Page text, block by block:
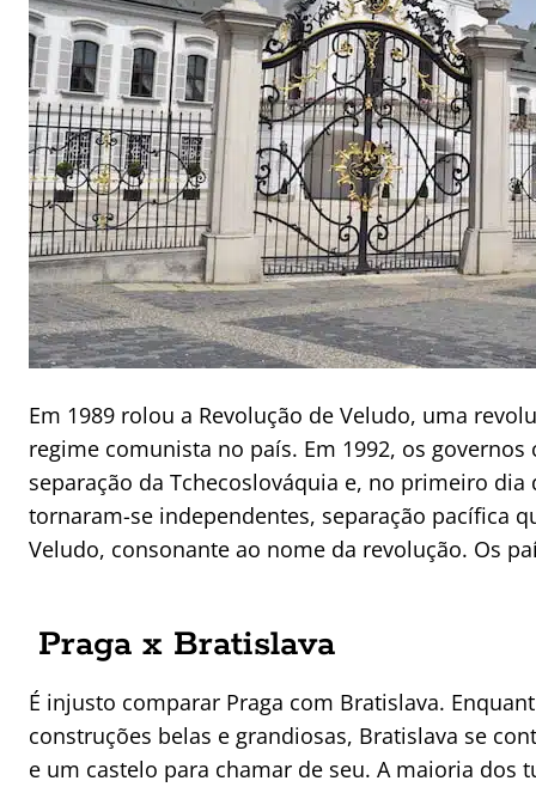
Em 1989 rolou a Revolução de Veludo, uma
regime comunista no país. Em 1992, os
separação da Tchecoslováquia e, no primeiro dia
tornaram-se independentes, separação pacífica
Veludo, consonante ao nome da revolução. Os
Praga x Bratislava
É injusto comparar Praga com Bratislava.
construções belas e grandiosas, Bratislava se
e um castelo para chamar de seu. A maioria dos